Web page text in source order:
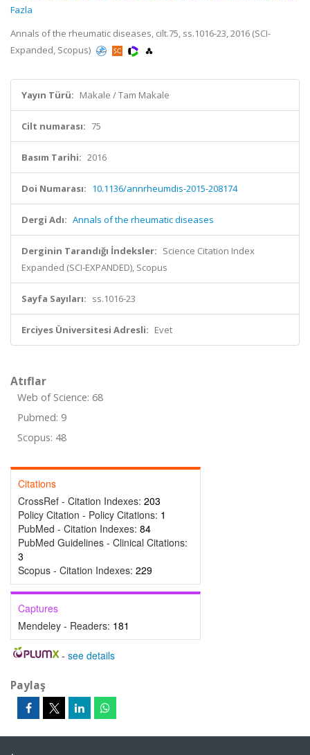
Fazla
Annals of the rheumatic diseases, cilt.75, ss.1016-23, 2016 (SCI-
Expanded, Scopus)
Yayın Türü: Makale / Tam Makale
Cilt numarası: 75
Basım Tarihi: 2016
Doi Numarası: 10.1136/annrheumdis-2015-208174
Dergi Adı: Annals of the rheumatic diseases
Derginin Tarandığı İndeksler: Science Citation Index
Expanded (SCI-EXPANDED), Scopus
Sayfa Sayıları: ss.1016-23
Erciyes Üniversitesi Adresli: Evet
Atıflar
Web of Science: 68
Pubmed: 9
Scopus: 48
Citations
CrossRef - Citation Indexes: 203
Policy Citation - Policy Citations: 1
PubMed - Citation Indexes: 84
PubMed Guidelines - Clinical Citations:
3
Scopus - Citation Indexes: 229
Captures
Mendeley - Readers: 181
- see details
Paylaş